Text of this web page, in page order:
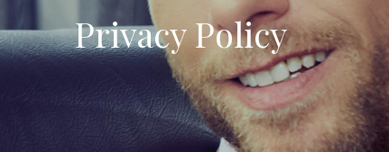
Privacy Policy